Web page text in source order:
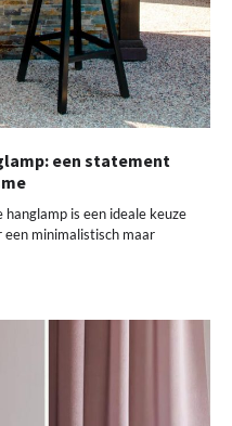
een statement
is een ideale keuze
een minimalistisch maar